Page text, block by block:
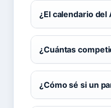
¿El calendario
¿Cuántas
¿Cómo sé si un